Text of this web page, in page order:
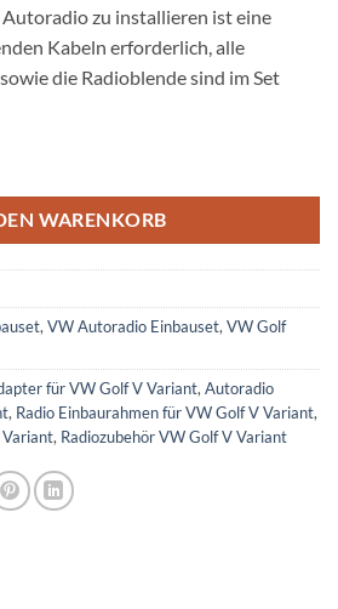
Autoradio zu installieren ist eine
Kabeln erforderlich, alle
die Radioblende sind im Set
WARENKORB
, VW Autoradio Einbauset, VW Golf
für VW Golf V Variant, Autoradio
, Radio Einbaurahmen für VW Golf V Variant,
Variant, Radiozubehör VW Golf V Variant